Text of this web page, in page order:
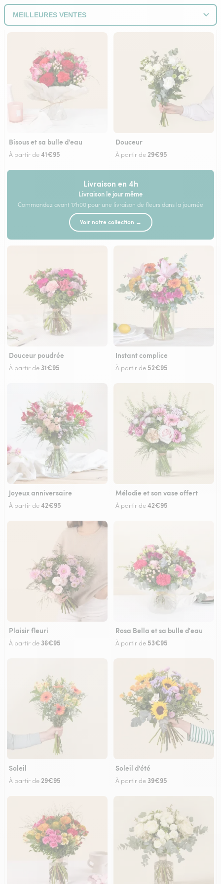
Bisous et sa bulle d'eau
À partir de41€95
Douceur
À partir de 29€95
Livraison en 4h
Livraison le jour même
Commandez avant 17h00 pour une livraison de fleurs dans la journée
Voir notre collection →
Douceur poudrée
À partir de 31€95
Instant complice
À partir de 52€95
Joyeux anniversaire
À partir de42€95
Mélodie et son vase offert
À partir de42€95
Plaisir fleuri
À partir de 36€95
Rosa Bella et sa bulle d'eau
À partir de 53€95
Soleil
À partir de 29€95
Soleil d'été
À partir de 39€95